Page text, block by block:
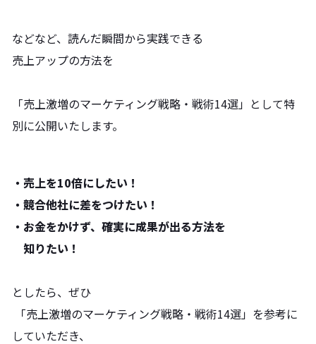
などなど、読んだ瞬間から実践できる
売上アップの方法を
「売上激増のマーケティング戦略・戦術14選」 として特
別に公開いたします。
・売上を10倍にしたい！
・競合他社に差をつけたい！
・お金をかけず、確実に成果が出る方法を
知りたい！
としたら、 ぜひ
「売上激増のマーケティング戦略・戦術14選」を参考に
していただき、